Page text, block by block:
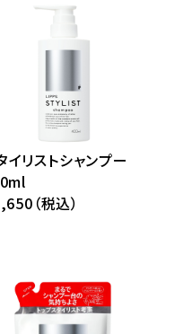
イリストシャンプー
（税込）